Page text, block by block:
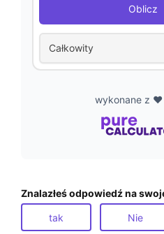
Oblicz
Całkowity
wykonane z ❤️
Znalazłeś odpowiedź na
tak Nie